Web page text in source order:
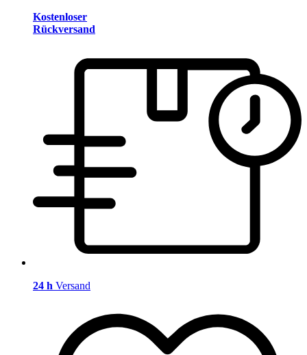
Kostenloser
Rückversand
24 h Versand